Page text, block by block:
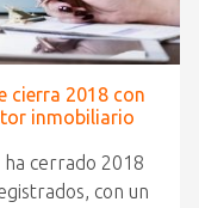
cierra 2018 con
inmobiliario
ha cerrado 2018
con un